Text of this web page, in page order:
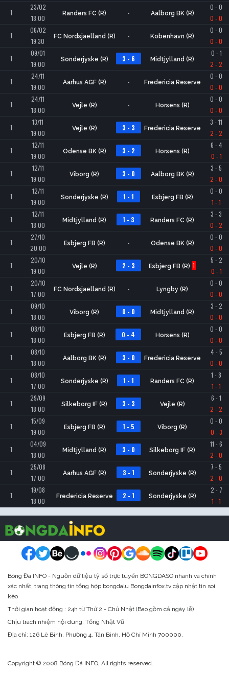
1
23/02
18:00
Randers FC (R) - Aalborg BK (R)
0 - 0
0 - 0
1
06/02
19:30
FC Nordsjaelland (R) - Kobenhavn (R)
0 - 0
0 - 0
1
09/01
19:00
Sonderjyske (R) 3 - 6 Midtjylland (R)
0 - 1
2 - 2
1
24/11
19:00
Aarhus AGF (R) - Fredericia Reserve
0 - 0
0 - 0
1
24/11
18:00
Vejle (R) - Horsens (R)
0 - 0
0 - 0
1
13/11
19:00
Vejle (R) 3 - 3 Fredericia Reserve
3 - 11
2 - 2
1
12/11
19:00
Odense BK (R) 3 - 2 Horsens (R)
6 - 4
0 - 1
1
12/11
19:00
Viborg (R) 3 - 0 Aalborg BK (R)
3 - 5
2 - 0
1
12/11
19:00
Sonderjyske (R) 1 - 1 Esbjerg FB (R)
0 - 0
1 - 1
1
12/11
18:00
Midtjylland (R) 1 - 3 Randers FC (R)
3 - 3
0 - 2
1
27/10
20:00
Esbjerg FB (R) - Odense BK (R)
0 - 0
0 - 0
1
20/10
19:00
Vejle (R) 2 - 3 Esbjerg FB (R) 1
5 - 2
0 - 1
1
20/10
17:00
FC Nordsjaelland (R) - Lyngby (R)
0 - 0
0 - 0
1
09/10
18:00
Viborg (R) 0 - 0 Midtjylland (R)
3 - 2
0 - 0
1
08/10
18:00
Esbjerg FB (R) 0 - 4 Horsens (R)
0 - 0
0 - 0
1
08/10
18:00
Aalborg BK (R) 3 - 0 Fredericia Reserve
4 - 5
0 - 0
1
08/10
17:00
Sonderjyske (R) 1 - 1 Randers FC (R)
1 - 8
1 - 1
1
29/09
18:00
Silkeborg IF (R) 3 - 3 Vejle (R)
6 - 1
2 - 2
1
15/09
19:00
Esbjerg FB (R) 1 - 5 Viborg (R)
0 - 0
0 - 3
1
04/09
18:00
Midtjylland (R) 3 - 0 Silkeborg IF (R)
11 - 6
2 - 0
1
25/08
17:00
Aarhus AGF (R) 3 - 1 Sonderjyske (R)
7 - 5
2 - 0
1
19/08
18:00
Fredericia Reserve 2 - 1 Sonderjyske (R)
2 - 7
1 - 1
Bóng Đá INFO - Nguồn dữ liệu tỷ số trực tuyến BONGDASO nhanh và chính
xác nhất, trang thông tin tổng hợp bongdalu Bongdainfox.tv cập nhật tin soi
kèo
Thời gian hoạt động : 24h từ Thứ 2 - Chủ Nhật (Bao gồm cả ngày lễ)
Chịu trách nhiệm nội dung: Tống Nhật Vũ
Địa chỉ: 126 Lê Bình, Phường 4, Tân Bình, Hồ Chí Minh 700000.
Copyright © 2008 Bóng Đá INFO, All rights reserved.